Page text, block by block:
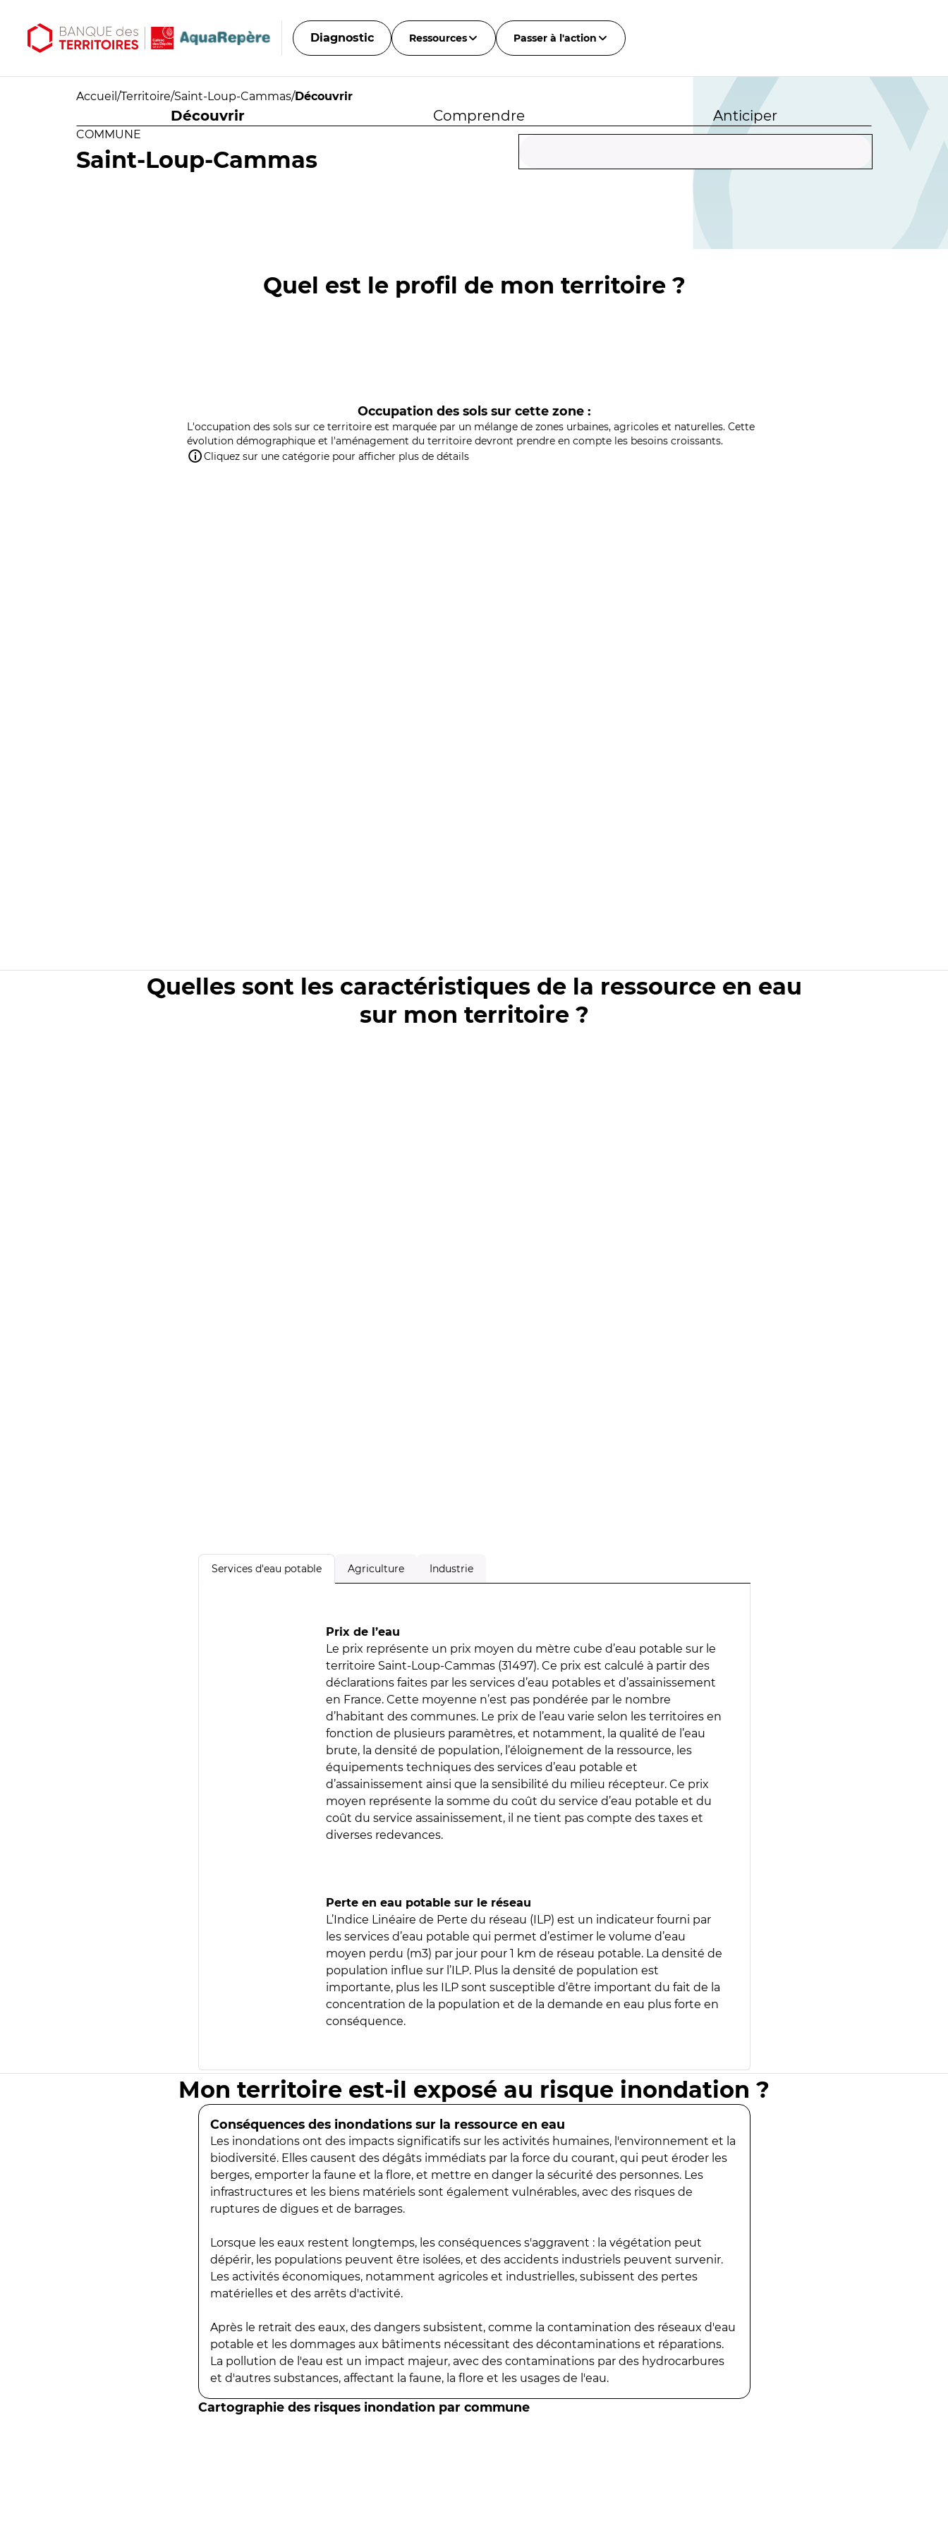
Diagnostic Ressources Passer à l'action
Accueil /Territoire/Saint-Loup-Cammas/Découvrir
Découvrir Comprendre Anticiper
COMMUNE
Saint-Loup-Cammas
Quel est le profil de mon territoire ?
Occupation des sols sur cette zone :
L'occupation des sols sur ce territoire est marquée par un mélange de zones urbaines, agricoles et naturelles. Cette
évolution démographique et l'aménagement du territoire devront prendre en compte les besoins croissants.
Cliquez sur une catégorie pour afficher plus de détails
Quelles sont les caractéristiques de la ressource en eau
sur mon territoire ?
Services d'eau potable Agriculture Industrie
Prix de l’eau
Le prix représente un prix moyen du mètre cube d’eau potable sur le
territoire Saint-Loup-Cammas (31497). Ce prix est calculé à partir des
déclarations faites par les services d’eau potables et d’assainissement
en France. Cette moyenne n’est pas pondérée par le nombre
d’habitant des communes. Le prix de l’eau varie selon les territoires en
fonction de plusieurs paramètres, et notamment, la qualité de l’eau
brute, la densité de population, l’éloignement de la ressource, les
équipements techniques des services d’eau potable et
d’assainissement ainsi que la sensibilité du milieu récepteur. Ce prix
moyen représente la somme du coût du service d’eau potable et du
coût du service assainissement, il ne tient pas compte des taxes et
diverses redevances.
Perte en eau potable sur le réseau
L’Indice Linéaire de Perte du réseau (ILP) est un indicateur fourni par
les services d’eau potable qui permet d’estimer le volume d’eau
moyen perdu (m3) par jour pour 1 km de réseau potable. La densité de
population influe sur l’ILP. Plus la densité de population est
importante, plus les ILP sont susceptible d’être important du fait de la
concentration de la population et de la demande en eau plus forte en
conséquence.
Mon territoire est-il exposé au risque inondation ?
Conséquences des inondations sur la ressource en eau
Les inondations ont des impacts significatifs sur les activités humaines, l'environnement et la
biodiversité. Elles causent des dégâts immédiats par la force du courant, qui peut éroder les
berges, emporter la faune et la flore, et mettre en danger la sécurité des personnes. Les
infrastructures et les biens matériels sont également vulnérables, avec des risques de
ruptures de digues et de barrages.
Lorsque les eaux restent longtemps, les conséquences s'aggravent : la végétation peut
dépérir, les populations peuvent être isolées, et des accidents industriels peuvent survenir.
Les activités économiques, notamment agricoles et industrielles, subissent des pertes
matérielles et des arrêts d'activité.
Après le retrait des eaux, des dangers subsistent, comme la contamination des réseaux d'eau
potable et les dommages aux bâtiments nécessitant des décontaminations et réparations.
La pollution de l'eau est un impact majeur, avec des contaminations par des hydrocarbures
et d'autres substances, affectant la faune, la flore et les usages de l'eau.
Cartographie des risques inondation par commune